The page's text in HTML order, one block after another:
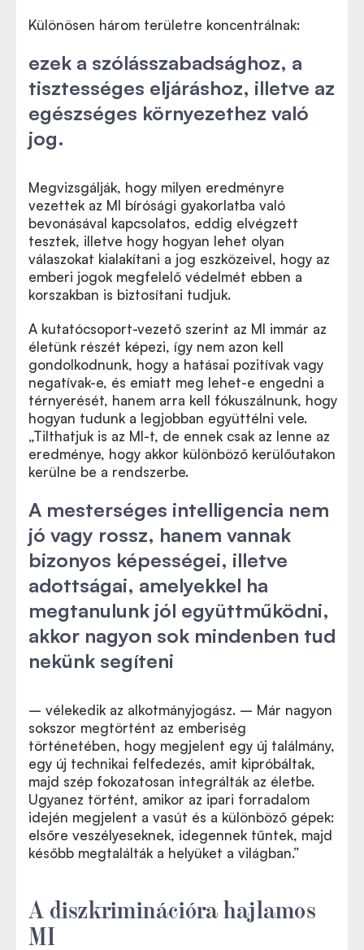
Különösen három területre koncentrálnak:
ezek a szólásszabadsághoz, a
tisztességes eljáráshoz, illetve az
egészséges környezethez való
jog.
Megvizsgálják, hogy milyen eredményre
vezettek az MI bírósági gyakorlatba való
bevonásával kapcsolatos, eddig elvégzett
tesztek, illetve hogy hogyan lehet olyan
válaszokat kialakítani a jog eszközeivel, hogy az
emberi jogok megfelelő védelmét ebben a
korszakban is biztosítani tudjuk.
A kutatócsoport-vezető szerint az MI immár az
életünk részét képezi, így nem azon kell
gondolkodnunk, hogy a hatásai pozitívak vagy
negatívak-e, és emiatt meg lehet-e engedni a
térnyerését, hanem arra kell fókuszálnunk, hogy
hogyan tudunk a legjobban együttélni vele.
„Tilthatjuk is az MI-t, de ennek csak az lenne az
eredménye, hogy akkor különböző kerülőutakon
kerülne be a rendszerbe.
A mesterséges intelligencia nem
jó vagy rossz, hanem vannak
bizonyos képességei, illetve
adottságai, amelyekkel ha
megtanulunk jól együttműködni,
akkor nagyon sok mindenben tud
nekünk segíteni
– vélekedik az alkotmányjogász. – Már nagyon
sokszor megtörtént az emberiség
történetében, hogy megjelent egy új találmány,
egy új technikai felfedezés, amit kipróbáltak,
majd szép fokozatosan integrálták az életbe.
Ugyanez történt, amikor az ipari forradalom
idején megjelent a vasút és a különböző gépek:
elsőre veszélyeseknek, idegennek tűntek, majd
később megtalálták a helyüket a világban.”
A diszkriminációra hajlamos
MI